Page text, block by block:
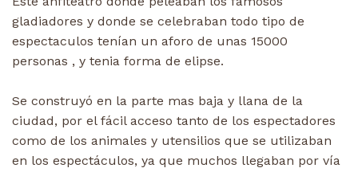
gladiadores y donde se celebraban todo tipo de
espectaculos tenían un aforo de unas 15000
personas , y tenia forma de elipse.
Se construyó en la parte mas baja y llana de la
ciudad, por el fácil acceso tanto de los espectadores
como de los animales y utensilios que se utilizaban
en los espectáculos, ya que muchos llegaban por vía